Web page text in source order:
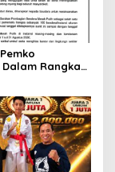
Rangka